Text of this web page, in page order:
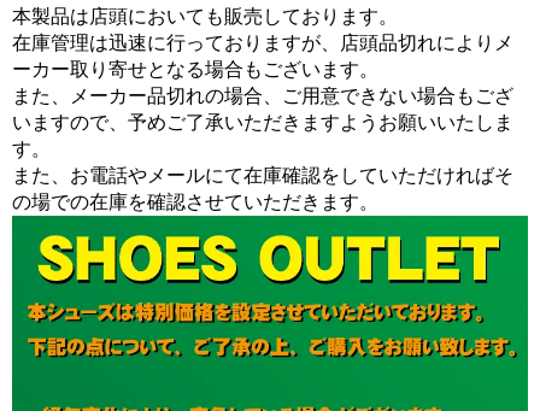
本製品は店頭においても販売しております。
在庫管理は迅速に行っておりますが、店頭品切れによりメ
ーカー取り寄せとなる場合もございます。
また、メーカー品切れの場合、ご用意できない場合もござ
いますので、予めご了承いただきますようお願いいたしま
す。
また、お電話やメールにて在庫確認をしていただければそ
の場での在庫を確認させていただきます。